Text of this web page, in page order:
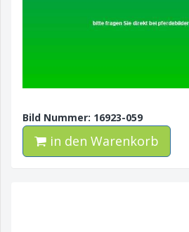
Bild Nummer: 16923-059
in den Warenkorb